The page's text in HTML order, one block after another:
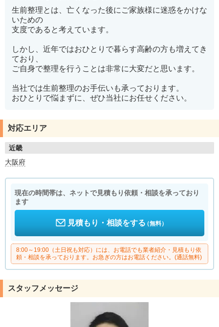
生前整理とは、亡くなった後にご家族様に迷惑をかけな
いための
支度であると考えています。
しかし、近年ではおひとりで暮らす高齢の方も増えてき
ており、
ご自身で整理を行うことは非常に大変だと思います。
当社では生前整理のお手伝いも承っております。
おひとりで悩まずに、ぜひ当社にお任せください。
対応エリア
近畿
大阪府
現在の時間帯は、ネットで見積もり依頼・相談を承っており
ます
見積もり・相談をする（無料）
8:00～19:00（土日祝も対応）には、お電話でも業者紹介・見積もり依
頼・相談を承っております。お急ぎの方はお電話ください。(通話無料)
スタッフメッセージ